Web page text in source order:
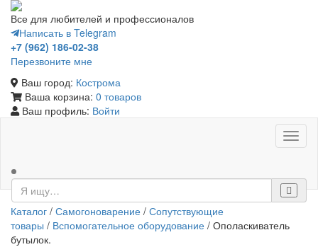
Все для любителей и профессионалов
Написать в Telegram
+7 (962) 186-02-38
Перезвоните мне
Ваш город: Кострома
Ваша корзина: 0 товаров
Ваш профиль: Войти
Каталог / Самогоноварение / Сопутствующие
товары / Вспомогательное оборудование / Ополаскиватель
бутылок.